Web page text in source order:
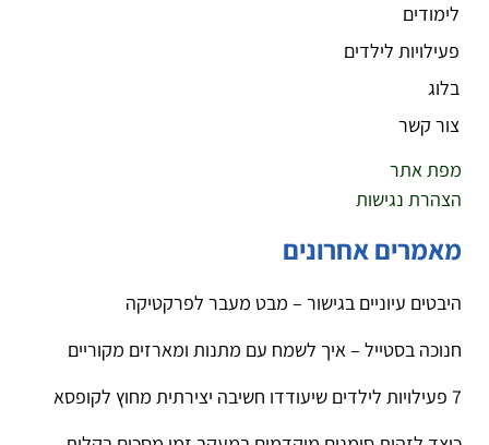
לימודים
פעילויות לילדים
בלוג
צור קשר
מפת אתר
הצהרת נגישות
מאמרים אחרונים
היבטים עיוניים בגישור – מבט מעבר לפרקטיקה
חנוכה בסטייל – איך לשמח עם מתנות ומארזים מקוריים
7 פעילויות לילדים שיעודדו חשיבה יצירתית מחוץ לקופסא